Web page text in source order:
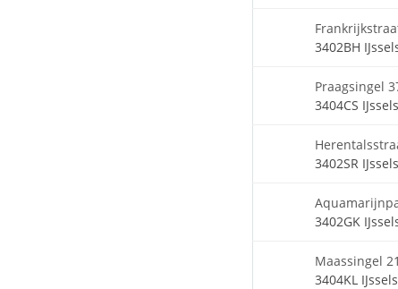
3402BH
Praagsingel
3404CS
3402SR
3402GK
Maassingel 21
3404KL